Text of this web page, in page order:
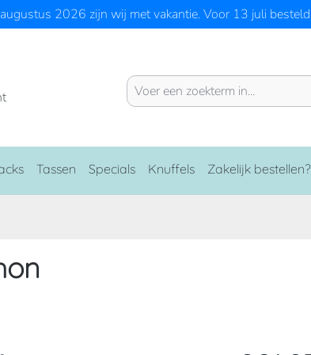
2026 zijn wij met vakantie. Voor 13 juli
Tassen Specials Knuffels Zakelijk bestellen?